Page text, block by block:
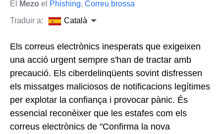
El Mezo el Phishing, Correu brossa
Traduir a:
Català
Els correus electrònics inesperats que exigeixen
una acció urgent sempre s'han de tractar amb
precaució. Els ciberdelinqüents sovint disfressen
els missatges maliciosos de notificacions legítimes
per explotar la confiança i provocar pànic. És
essencial reconèixer que les estafes com els
correus electrònics de "Confirma la nova